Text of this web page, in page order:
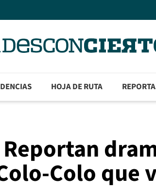
HOJA DE RUTA
Colo que